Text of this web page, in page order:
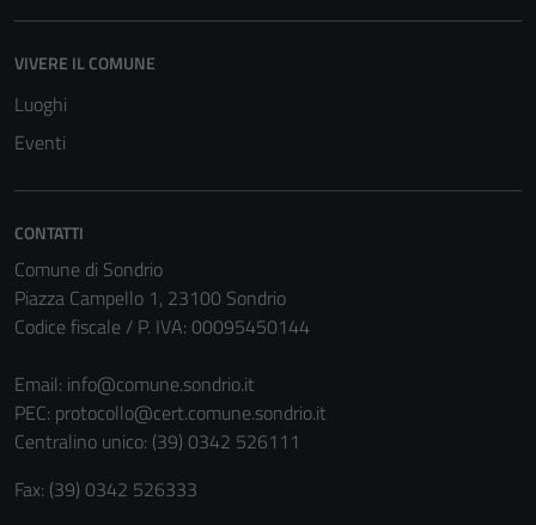
VIVERE IL COMUNE
Luoghi
Eventi
CONTATTI
Comune di Sondrio
Piazza Campello 1, 23100 Sondrio
Codice fiscale / P. IVA: 00095450144
Email: info@comune.sondrio.it
PEC: protocollo@cert.comune.sondrio.it
Centralino unico: (39) 0342 526111
Fax: (39) 0342 526333
personali.